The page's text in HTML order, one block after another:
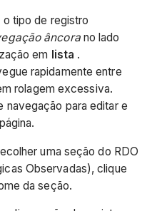
o tipo de registro
âncorano lado
em lista .
rapidamente entre
rolagem excessiva.
navegação para editar e
uma seção do RDO
Observadas), clique
da seção.